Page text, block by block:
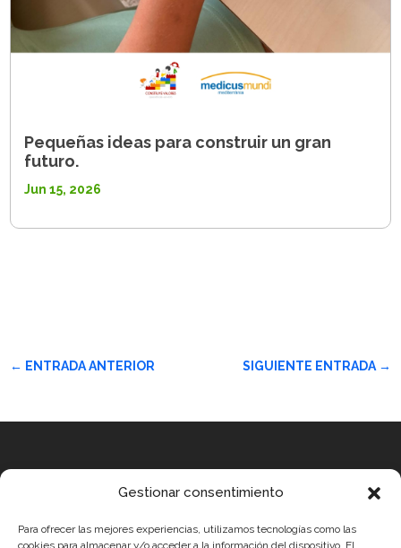
Gestionar consentimiento
Para ofrecer las mejores experiencias, utilizamos tecnologías como las
cookies para almacenar y/o acceder a la información del dispositivo. El
Pequeñas ideas para construir un gran
futuro.
Jun 15, 2026
← ENTRADA ANTERIOR SIGUIENTE ENTRADA→
ROBOTIX CASTELLÓN